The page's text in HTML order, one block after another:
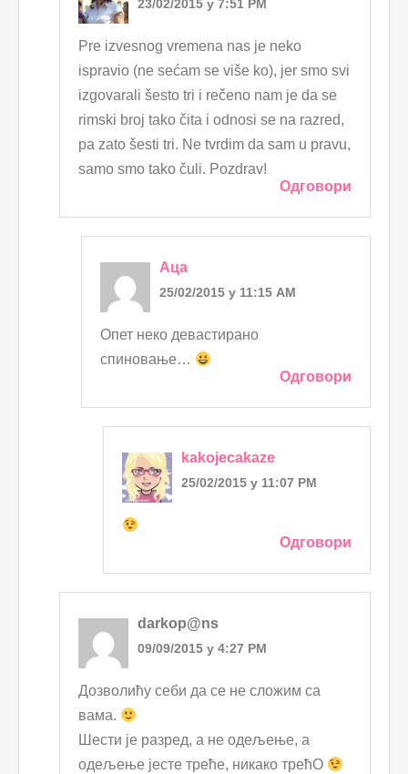
23/02/2015 у 7:51 PM
Pre izvesnog vremena nas je neko
ispravio (ne sećam se više ko), jer smo svi
izgovarali šesto tri i rečeno nam je da se
rimski broj tako čita i odnosi se na razred,
pa zato šesti tri. Ne tvrdim da sam u pravu,
samo smo tako čuli. Pozdrav!
Одговори
Аца
25/02/2015 у 11:15 AM
Опет неко девастирано
спиновање…
Одговори
kakojecakaze
25/02/2015 у 11:07 PM
Одговори
darkop@ns
09/09/2015 у 4:27 PM
Дозволићу себи да се не сложим са
вама.
Шести је разред, а не одељење, а
одељење јесте треће, никако трећО